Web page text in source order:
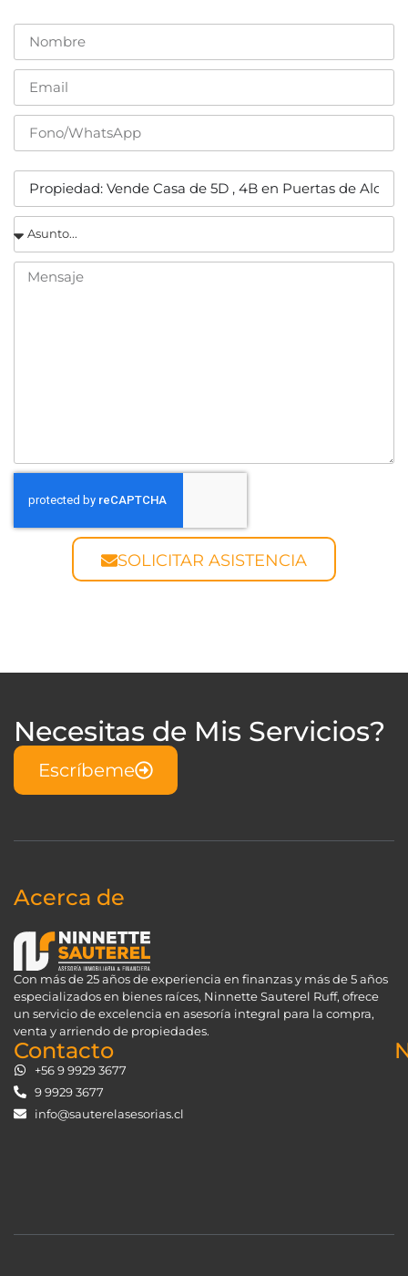
SOLICITAR ASISTENCIA
Necesitas de Mis Servicios?
Escríbeme
Acerca de
Con más de 25 años de experiencia en finanzas y más de 5 años
especializados en bienes raíces, Ninnette Sauterel Ruff, ofrece
un servicio de excelencia en asesoría integral para la compra,
venta y arriendo de propiedades.
Contacto
+56 9 9929 3677
9 9929 3677
info@sauterelasesorias.cl